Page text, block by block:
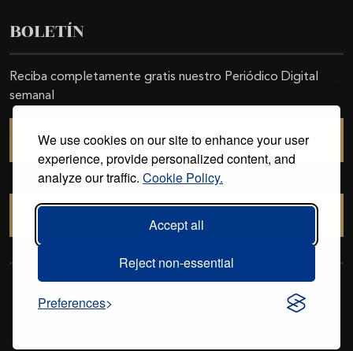
We use cookies on our site to enhance your user
experience, provide personalized content, and
analyze our traffic. Cookie Policy.
Accept all
Reject non-essential
Preferences
BOLETÍN
Reciba completamente gratis nuestro Periódico Digital
semanal
SUSCRIBIRSE
reservados. Desarrollado por
.